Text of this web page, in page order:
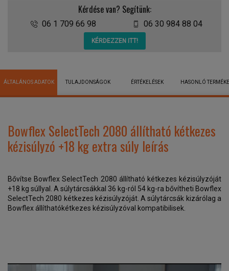
Kérdése van? Segítünk:
06 1 709 66 98 06 30 984 88 04
KÉRDEZZEN ITT!
ÁLTALÁNOS ADATOK TULAJDONSÁGOK ÉRTÉKELÉSEK HASONLÓ
Bowflex SelectTech 2080 állítható kétkezes
kézisúlyzó +18 kg extra súly leírás
Bővítse Bowflex SelectTech 2080 állítható kétkezes kézisúlyzóját
+18 kg súllyal. A súlytárcsákkal 36 kg-ról 54 kg-ra bővítheti Bowflex
SelectTech 2080 kétkezes kézisúlyzóját. A súlytárcsák kizárólag a
Bowflex állíthatókétkezes kézisúlyzóval kompatibilisek.